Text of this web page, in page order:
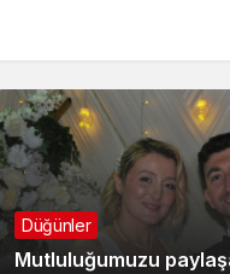
Düğünler
Mutluluğumuzu